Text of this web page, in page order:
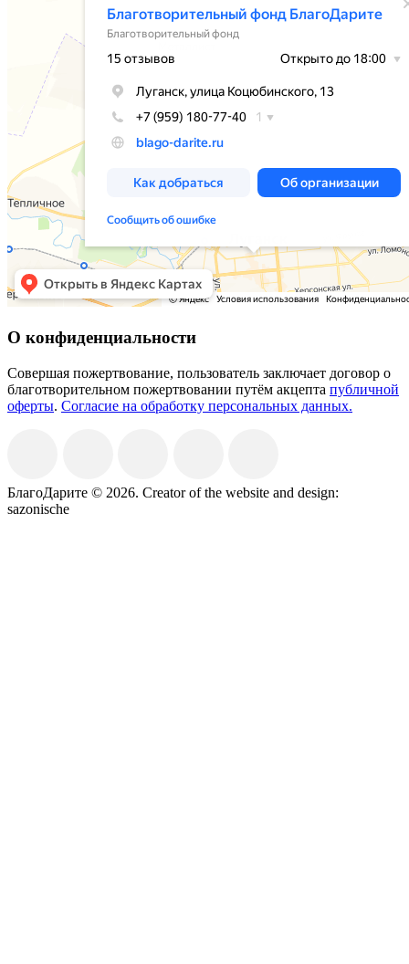
О конфиденциальности
Совершая пожертвование, пользователь заключает договор о
благотворительном пожертвовании путём акцепта публичной
оферты. Согласие на обработку персональных данных.
БлагоДарите © 2026. Creator of the website and design:
sazonische